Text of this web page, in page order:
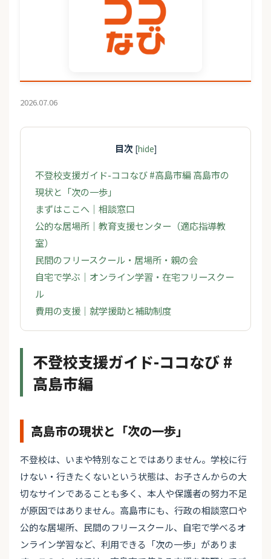
2026.07.06
目次 [hide]
不登校支援ガイド-ココなび #高島市編 高島市の
現状と「次の一歩」
まずはここへ｜相談窓口
公的な居場所｜教育支援センター（適応指導教
室）
民間のフリースクール・居場所・親の会
自宅で学ぶ｜オンライン学習・在宅フリースクー
ル
費用の支援｜就学援助と補助制度
不登校支援ガイド-ココなび #
高島市編
高島市の現状と「次の一歩」
不登校は、いまや特別なことではありません。学校に行
けない・行きたくないという状態は、お子さんからの大
切なサインであることも多く、本人や保護者の努力不足
が原因ではありません。高島市にも、行政の相談窓口や
公的な居場所、民間のフリースクール、自宅で学べるオ
ンライン学習など、利用できる「次の一歩」がありま